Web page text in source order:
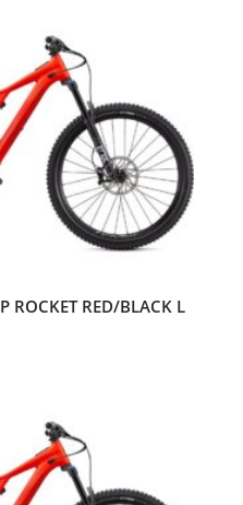
ROCKET RED/BLACK L